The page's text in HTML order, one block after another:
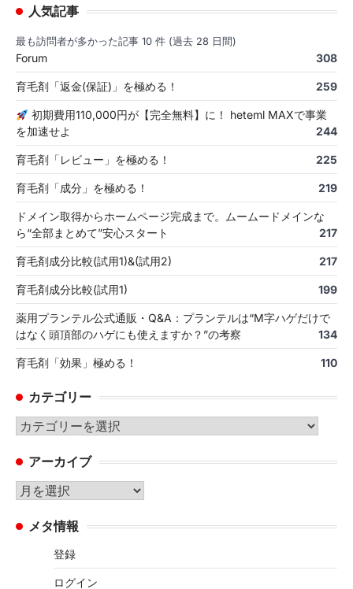
人気記事
最も訪問者が多かった記事 10 件 (過去 28 日間)
Forum 308
育毛剤「返金(保証)」を極める！ 259
初期費用110,000円が【完全無料】に！ heteml MAXで事業
を加速せよ
244
育毛剤「レビュー」を極める！ 225
育毛剤「成分」を極める！ 219
ドメイン取得からホームページ完成まで。ムームードメインな
ら“全部まとめて”安心スタート
217
育毛剤成分比較(試用1)&(試用2) 217
育毛剤成分比較(試用1) 199
薬用プランテル公式通販・Q&A：プランテルは“M字ハゲだけで
はなく頭頂部のハゲにも使えますか？”の考察
134
育毛剤「効果」極める！ 110
カテゴリー
カ
ゴ
リ
ー
アーカイブ
ア
カ メタ情報
登録
ログイン